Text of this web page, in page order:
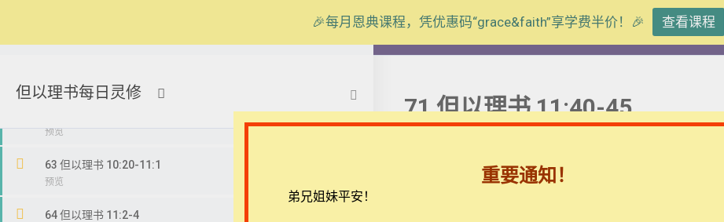
【西罗亚池灵修】但以理书
但以理书每日灵修
63 但以理书 10:20-11:1
64 但以理书 11:2-4
71 但以理书 11:40-45
弟兄姐妹平安。我们今天一起来思想的经文是但以理书
重要通知！
弟兄姐妹平安！
🎉每月恩典课程，凭优惠码“grace&faith”享学费半价！🎉 查看课程